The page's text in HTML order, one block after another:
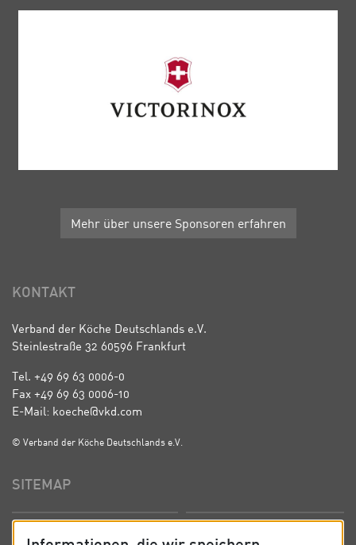
Mehr über unsere Sponsoren erfahren
KONTAKT
Verband der Köche Deutschlands e.V.
Steinlestraße 32 60596 Frankfurt
Tel. +49 69 63 0006-0
Fax +49 69 63 0006-10
E-Mail: koeche@vkd.com
© Verband der Köche Deutschlands e.V.
SITEMAP